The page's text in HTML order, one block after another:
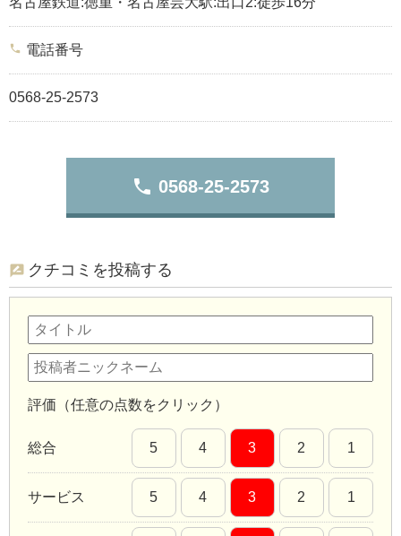
phone 電話番号
0568-25-2573
phone 0568-25-2573
クチコミを投稿する
評価（任意の点数をクリック）
総合 5 4 3 2 1
サービス 5 4 3 2 1